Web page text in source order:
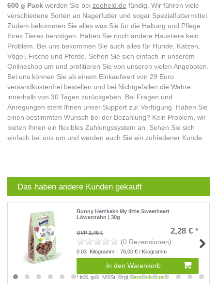
600 g Pack werden Sie bei zooheld.de fündig. Wir führen viele
verschiedene Sorten an Nagerfutter und sogar Spezialfuttermittel.
Zudem bekommen Sie alles was Sie für die Haltung und Pflege
Ihres Tieres benötigen. Haben Sie noch andere Haustiere kein
Problem. Bei uns bekommen Sie auch alles für Hunde, Katzen,
Vögel, Fische und Pferde. Sehen Sie sich einfach in unserem
Onlineshop um und profitieren Sie von unseren vielen Angeboten.
Bei uns können Sie ab einem Einkaufwert von 29 Euro
versandkostenfrei bestellen und bei Nichtgefallen die Wahre
innerhalb von 30 Tagen zurückgeben. Bei Fragen und
Anregungen steht Ihnen unser Support zur Verfügung. Haben Sie
einen bestimmten Wunsch bei der Bezahlung? Kein Problem, wir
bieten Ihnen ein flexibles Zahlungssystem an. Sehen Sie sich
einfach bei uns um und werden auch Sie ein zufriedener Kunde.
Das haben andere Kunden gekauft
Bunny Herzkeks My little Sweetheart
Löwenzahn | 30g
UVP 2,49 € 2,28 € *
(0 Rezensionen)
0.03 Kilogramm | 76,00 € / Kilogramm
In den Warenkorb
*inkl. ges. MwSt. zzgl. Versandkosten